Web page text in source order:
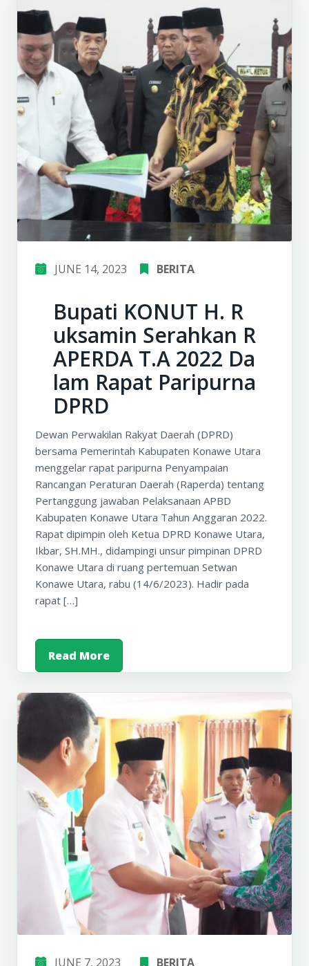
JUNE 14, 2023 BERITA
Bupati KONUT H. R
uksamin Serahkan R
APERDA T.A 2022 Da
lam Rapat Paripurna
DPRD
Dewan Perwakilan Rakyat Daerah (DPRD)
bersama Pemerintah Kabupaten Konawe Utara
menggelar rapat paripurna Penyampaian
Rancangan Peraturan Daerah (Raperda) tentang
Pertanggung jawaban Pelaksanaan APBD
Kabupaten Konawe Utara Tahun Anggaran 2022.
Rapat dipimpin oleh Ketua DPRD Konawe Utara,
Ikbar, SH.MH., didampingi unsur pimpinan DPRD
Konawe Utara di ruang pertemuan Setwan
Konawe Utara, rabu (14/6/2023). Hadir pada
rapat […]
Read More
JUNE 7, 2023 BERITA